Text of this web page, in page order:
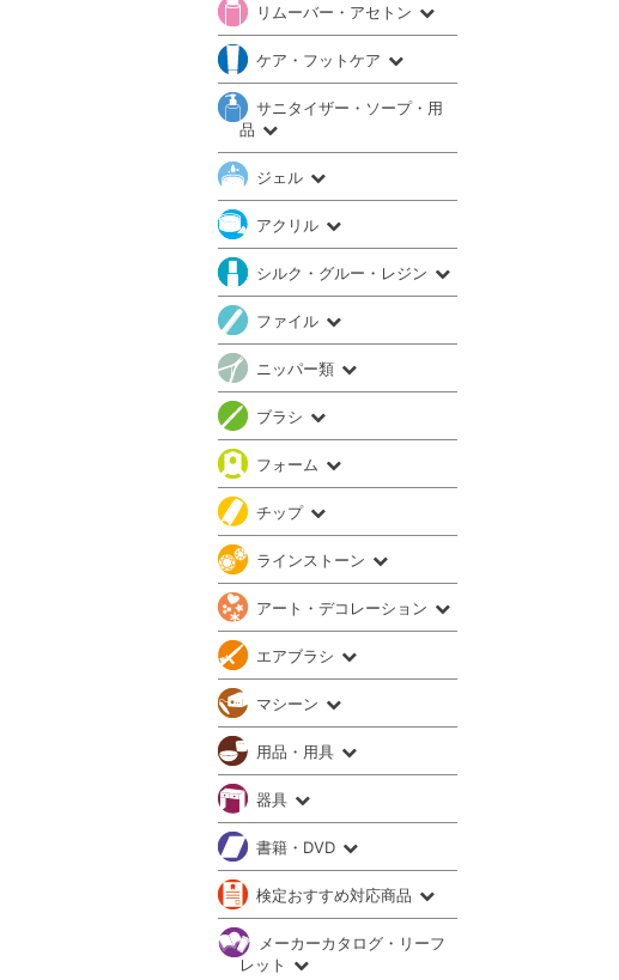
リムーバー・アセトン
ケア・フットケア
サニタイザー・ソープ・用
品
ジェル
アクリル
シルク・グルー・レジン
ファイル
ニッパー類
ブラシ
フォーム
チップ
ラインストーン
アート・デコレーション
エアブラシ
マシーン
用品・用具
器具
書籍・DVD
検定おすすめ対応商品
メーカーカタログ・リーフ
レット